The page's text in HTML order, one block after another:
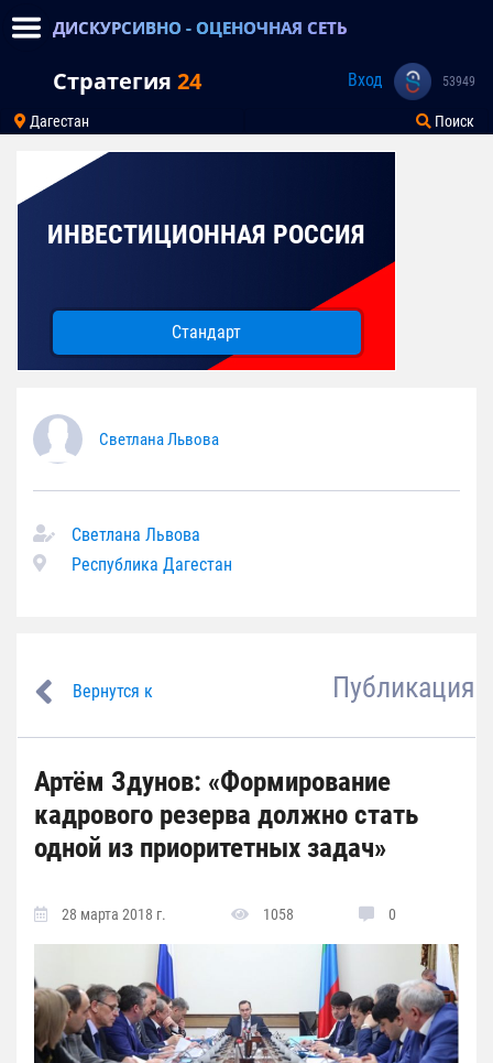
ДИСКУРСИВНО - ОЦЕНОЧНАЯ СЕТЬ
Стратегия 24 Вход 53949
Дагестан Поиск
ИНВЕСТИЦИОННАЯ РОССИЯ
Стандарт
Светлана Львова
Светлана Львова
Республика Дагестан
Вернутся к Публикация
Артём Здунов: «Формирование
кадрового резерва должно стать
одной из приоритетных задач»
28 марта 2018 г. 1058 0